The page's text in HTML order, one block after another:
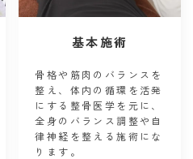
基本施術
骨格や筋肉のバランスを
整え、体内の循環を活発
にする整骨医学を元に、
全身のバランス調整や自
律神経を整える施術にな
ります。